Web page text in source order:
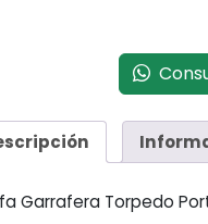
Remaining
-0:12
Garrafera Torpedo